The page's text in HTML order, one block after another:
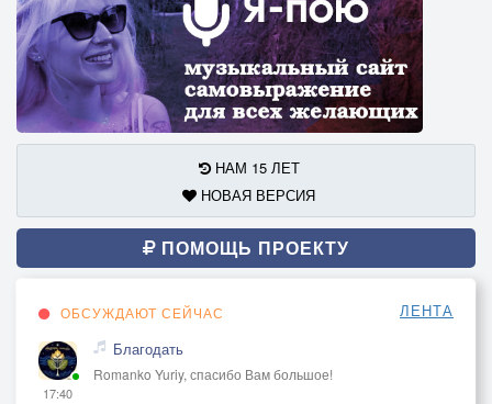
НАМ 15 ЛЕТ
НОВАЯ ВЕРСИЯ
ПОМОЩЬ ПРОЕКТУ
ОБСУЖДАЮТ СЕЙЧАС ЛЕНТА
17:40
Благодать
Romanko Yuriy, спасибо Вам большое!